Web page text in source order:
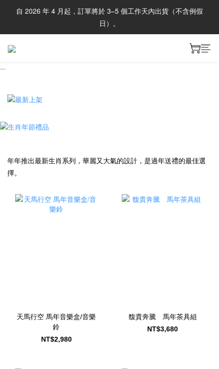
自 2026 年 4 月起，訂單將於 3–5 個工作天內出貨（不含例假
日）。
next
年年推出最新生肖系列，華麗又大氣的設計，是過年送禮的最佳選
擇。
天馬行空 馬年音樂盒/音樂
鈴
NT$2,980
馥貴奔騰 馬年茶具組
NT$3,680